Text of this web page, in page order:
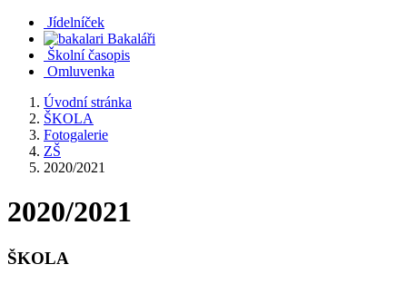
Jídelníček
Bakaláři
Školní časopis
Omluvenka
Úvodní stránka
ŠKOLA
Fotogalerie
ZŠ
2020/2021
2020/2021
ŠKOLA